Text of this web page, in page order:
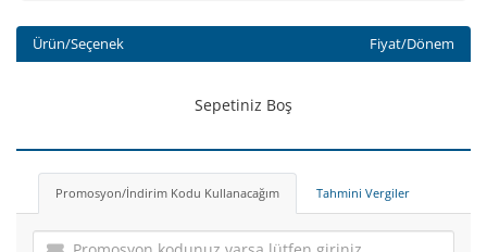
Ürün/Seçenek Fiyat/Dönem
Sepetiniz Boş
Promosyon/İndirim Kodu Kullanacağım Tahmini Vergiler